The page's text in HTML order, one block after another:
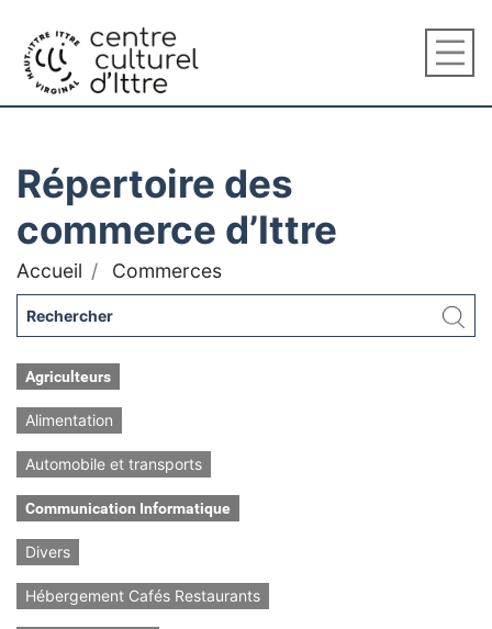
Répertoire des
commerce d’Ittre
Accueil Commerces
Agriculteurs
Alimentation
Automobile et transports
Communication Informatique
Divers
Hébergement Cafés Restaurants